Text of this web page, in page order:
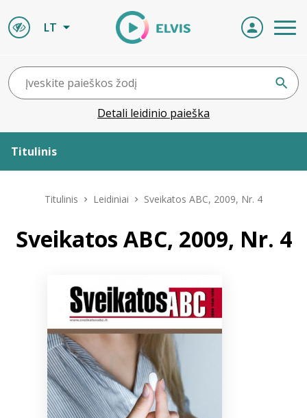
LT
Detali leidinio paieška
Titulinis
Leidiniai
Bibliotekoms
Titulinis Leidiniai Sveikatos ABC, 2009, Nr. 4
Sveikatos ABC, 2009, Nr. 4